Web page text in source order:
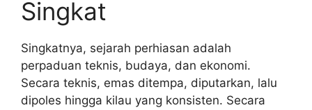
Singkat
Singkatnya, sejarah perhiasan adalah
perpaduan teknis, budaya, dan ekonomi.
Secara teknis, emas ditempa, diputarkan, lalu
dipoles hingga kilau yang konsisten. Secara